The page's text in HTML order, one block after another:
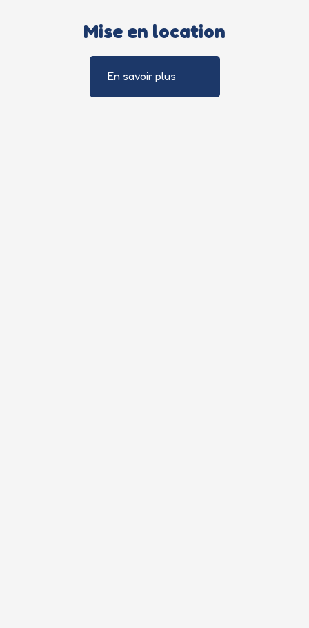
Mise en location
En savoir plus